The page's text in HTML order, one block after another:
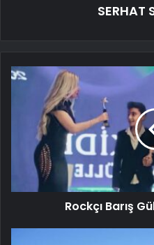
SERHAT
Rockçı Barış